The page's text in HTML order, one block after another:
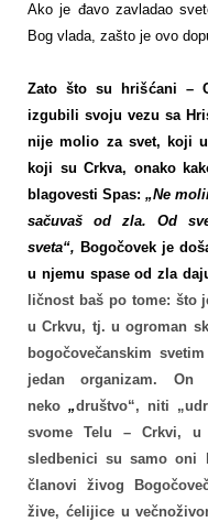
Ako je đavo zavladao
Bog vlada, zašto je ovo
Zato što su hrišćani –
izgubili svoju vezu sa
nije molio za svet, koji
koji su Crkva, onako
blagovesti Spas: „Ne
sačuvaš od zla. Od
sveta“, Bogočovek je
u njemu spase od zla
ličnost baš po tome: što
u Crkvu, tj. u ogroman
bogočovečanskim
jedan organizam.
neko „društvo“, niti
svome Telu – Crkvi, u
sledbenici su samo oni
članovi živog
žive, ćelijice u